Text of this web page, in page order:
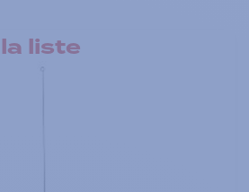
liste